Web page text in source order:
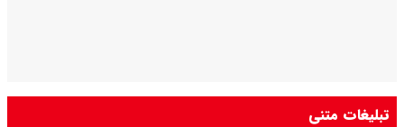
تبلیغات متنی